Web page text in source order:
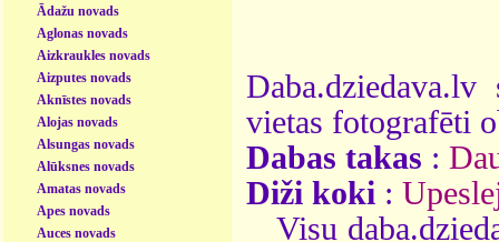
Ādažu novads
Aglonas novads
Aizkraukles novads
Aizputes novads
Aknīstes novads
Alojas novads
Alsungas novads
Alūksnes novads
Amatas novads
Apes novads
Auces novads
vietas fotografēti
Dabas takas :
Diži koki :
Visu